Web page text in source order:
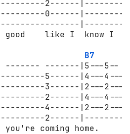
2------|--------
0------|--------
good    like I  know I
B7
-------|5---5--
5------|4---4---
3------|2---2---
2------|4---4---
4------|2---2---
2------
you're coming home.